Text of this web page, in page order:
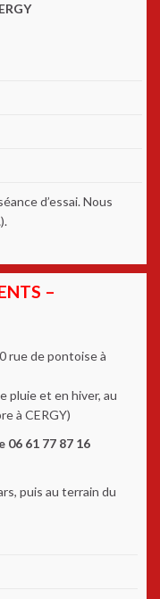
d’essai. Nous
–
rue de pontoise à
pluie et en hiver, au
à CERGY)
06 61 77 87 16
puis au terrain du